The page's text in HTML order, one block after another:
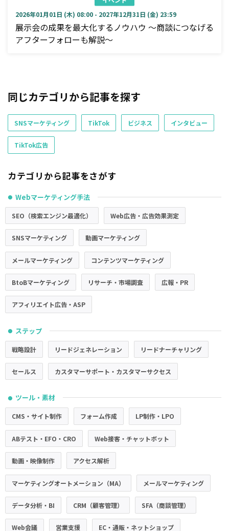
2026年01月01日 (木) 08:00 - 2027年12月31日 (金) 23:59
展示会の成果を最大化するノウハウ ～商談につなげる
アフターフォローも解説～
同じカテゴリから記事を探す
SNSマーケティング TikTok ビジネス インタビュー
TikTok広告
カテゴリから記事をさがす
● Webマーケティング手法
SEO（検索エンジン最適化） Web広告・広告効果測定
SNSマーケティング 動画マーケティング
メールマーケティング コンテンツマーケティング
BtoBマーケティング リサーチ・市場調査 広報・PR
アフィリエイト広告・ASP
● ステップ
戦略設計 リードジェネレーション リードナーチャリング
セールス カスタマーサポート・カスタマーサクセス
● ツール・素材
CMS・サイト制作 フォーム作成 LP制作・LPO
ABテスト・EFO・CRO Web接客・チャットボット
動画・映像制作 アクセス解析
マーケティングオートメーション（MA） メールマーケティング
データ分析・BI CRM（顧客管理） SFA（商談管理）
Web会議 営業支援 EC・通販・ネットショップ